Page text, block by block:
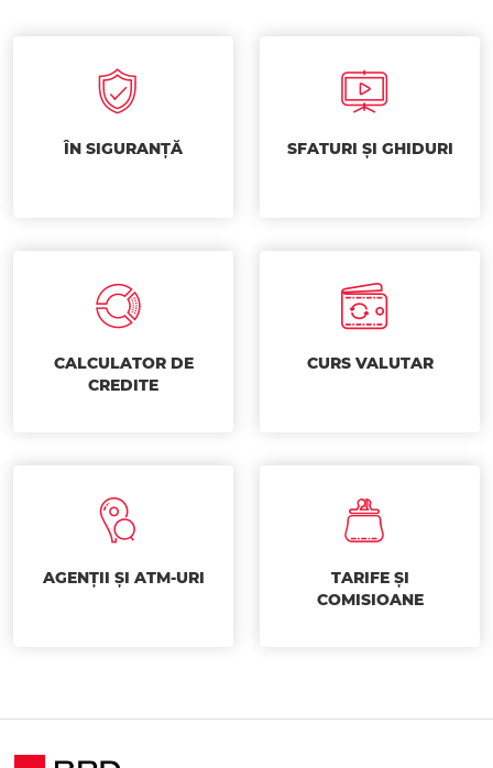
ÎN SIGURANȚĂ SFATURI ȘI GHIDURI
CALCULATOR DE
CREDITE
CURS VALUTAR
AGENȚII ȘI ATM-URI
TARIFE ȘI
COMISIOANE